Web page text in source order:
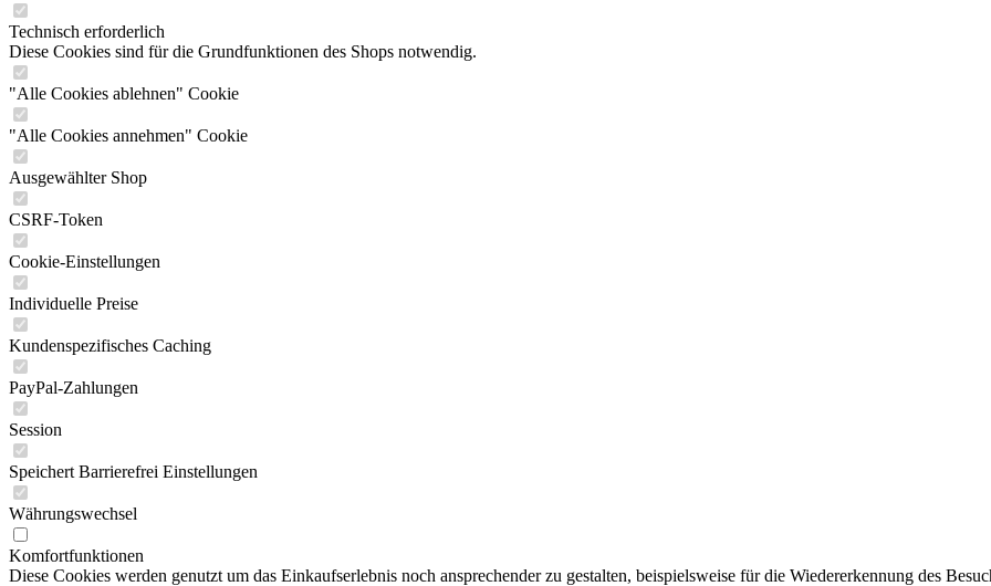
Technisch erforderlich
Diese Cookies sind für die Grundfunktionen des Shops notwendig.
"Alle Cookies ablehnen" Cookie
"Alle Cookies annehmen" Cookie
Ausgewählter Shop
CSRF-Token
Cookie-Einstellungen
Individuelle Preise
Kundenspezifisches Caching
PayPal-Zahlungen
Session
Speichert Barrierefrei Einstellungen
Währungswechsel
Komfortfunktionen
Diese Cookies werden genutzt um das Einkaufserlebnis noch ansprechender zu gestalten, beispielsweise für die Wiedererkennung des